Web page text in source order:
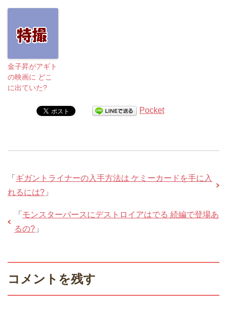
金子昇がアギト
の映画に どこ
に出ていた?
Pocket
「 ギガントライナーの入手方法は ケミーカードを手に入
れるには? 」
「 モンスターバースにデストロイアはでる 続編で登場あ
るの? 」
コメントを残す